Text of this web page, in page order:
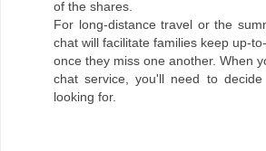
of the shares.
For long-distance travel or the
chat will facilitate families keep up-
once they miss one another. When
chat service, you'll need to
looking for.